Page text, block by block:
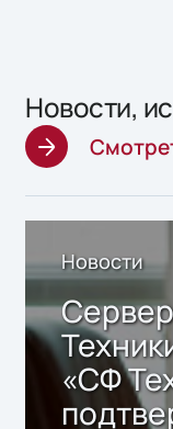
Новости,
Новости
«СФ